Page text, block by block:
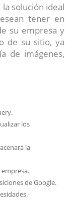
solución ideal
tener en
su empresa y
de su sitio, ya
de imágenes,
los
la
de Google.